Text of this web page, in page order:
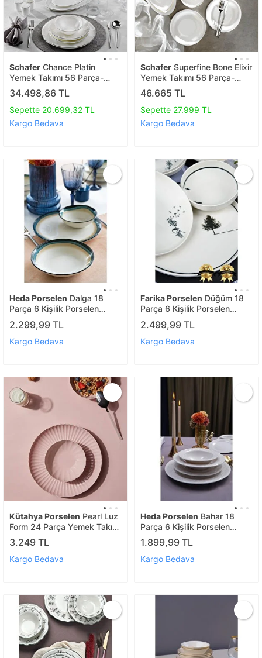
Schafer Chance Platin
Yemek Takımı 56 Parça-
platin
34.498,86 TL
Sepette 20.699,32 TL
Kargo Bedava
Schafer Superfine Bone Elixir
Yemek Takımı 56 Parça-
platin
46.665 TL
Sepette 27.999 TL
Kargo Bedava
Heda Porselen Dalga 18
Parça 6 Kişilik Porselen
Yemek Takımı
2.299,99 TL
Kargo Bedava
Farika Porselen Düğüm 18
Parça 6 Kişilik Porselen
Yemek Takımı
2.499,99 TL
Kargo Bedava
Kütahya Porselen Pearl Luz
Form 24 Parça Yemek Takımı
Br. Pembe P171
3.249 TL
Kargo Bedava
Heda Porselen Bahar 18
Parça 6 Kişilik Porselen
Yemek Takımı
1.899,99 TL
Kargo Bedava